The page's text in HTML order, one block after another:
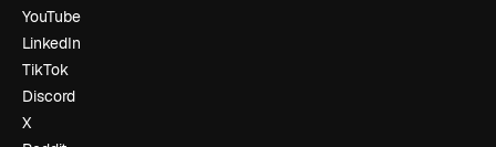
YouTube
LinkedIn
TikTok
Discord
X